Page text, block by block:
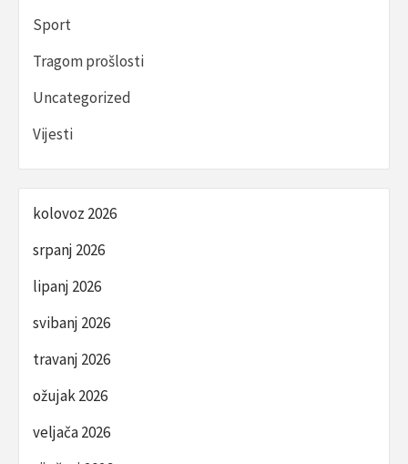
Sport
Tragom prošlosti
Uncategorized
Vijesti
kolovoz 2026
srpanj 2026
lipanj 2026
svibanj 2026
travanj 2026
ožujak 2026
veljača 2026